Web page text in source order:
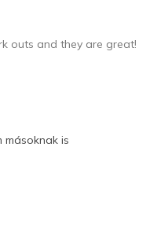
outs and they are great!
is